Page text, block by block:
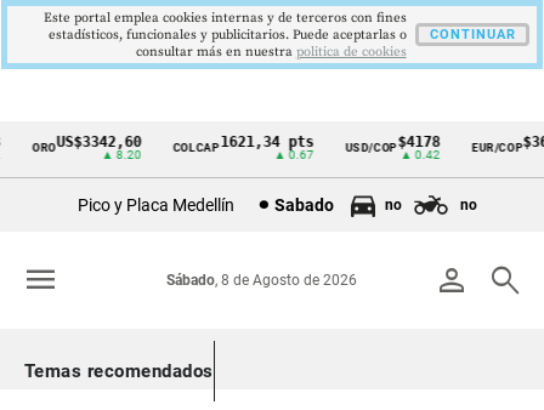
Cintillo
Colombia
OROUS$3342,60
▲ 8.20
COLCAP1621,34 pts
▲ 0.67
USD/COP$4178
▲ 0.42
EUR/COP
Pico y Placa Medellín Sabado no no
person search
Sábado, 8 de Agosto de 2026
menu
Temas recomendados
Este portal emplea cookies internas y de terceros con fines
estadísticos, funcionales y publicitarios. Puede aceptarlas o
consultar más en nuestra politica de cookies
CONTINUAR